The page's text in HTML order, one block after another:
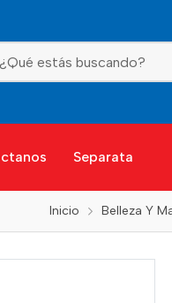
Separata
Inicio Belleza Y